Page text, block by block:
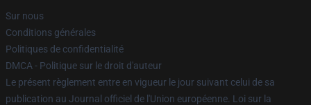
Sur nous
Conditions générales
Politiques de confidentialité
DMCA - Politique sur le droit d'auteur
Le présent règlement entre en vigueur le jour suivant celui de sa
publication au Journal officiel de l'Union européenne. Loi sur la